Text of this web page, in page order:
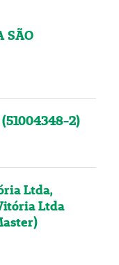
SÃO
2)
Ltda,
Ltda